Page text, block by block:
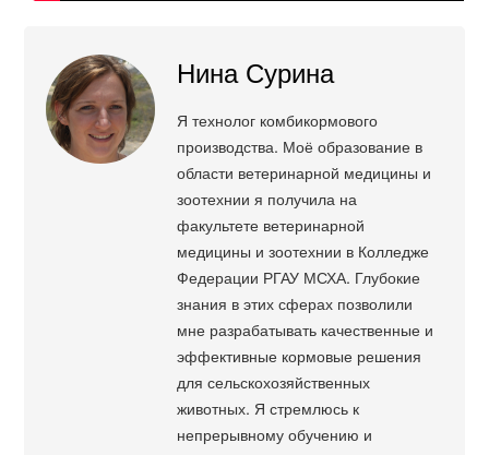
Нина Сурина
Я технолог комбикормового
производства. Моё образование в
области ветеринарной медицины и
зоотехнии я получила на
факультете ветеринарной
медицины и зоотехнии в Колледже
Федерации РГАУ МСХА. Глубокие
знания в этих сферах позволили
мне разрабатывать качественные и
эффективные кормовые решения
для сельскохозяйственных
животных. Я стремлюсь к
непрерывному обучению и